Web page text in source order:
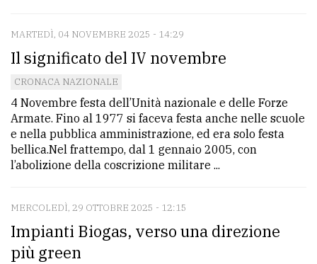
MARTEDÌ, 04 NOVEMBRE 2025 - 14:29
Il significato del IV novembre
CRONACA NAZIONALE
4 Novembre festa dell’Unità nazionale e delle Forze
Armate. Fino al 1977 si faceva festa anche nelle scuole
e nella pubblica amministrazione, ed era solo festa
bellica.Nel frattempo, dal 1 gennaio 2005, con
l’abolizione della coscrizione militare ...
MERCOLEDÌ, 29 OTTOBRE 2025 - 12:15
Impianti Biogas, verso una direzione
più green